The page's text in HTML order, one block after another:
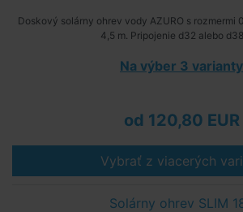
Doskový solárny ohrev vody AZURO s rozmermi
4,5 m. Pripojenie d32 alebo
Na výber 3 varianty
od 120,80 EUR
Vybrať z viacerých
Solárny ohrev SLIM